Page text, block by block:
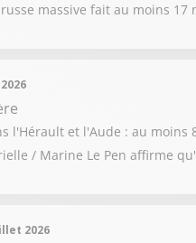
massive fait au moins 17
l'Hérault et l'Aude : au
/ Marine Le Pen affirme
2026